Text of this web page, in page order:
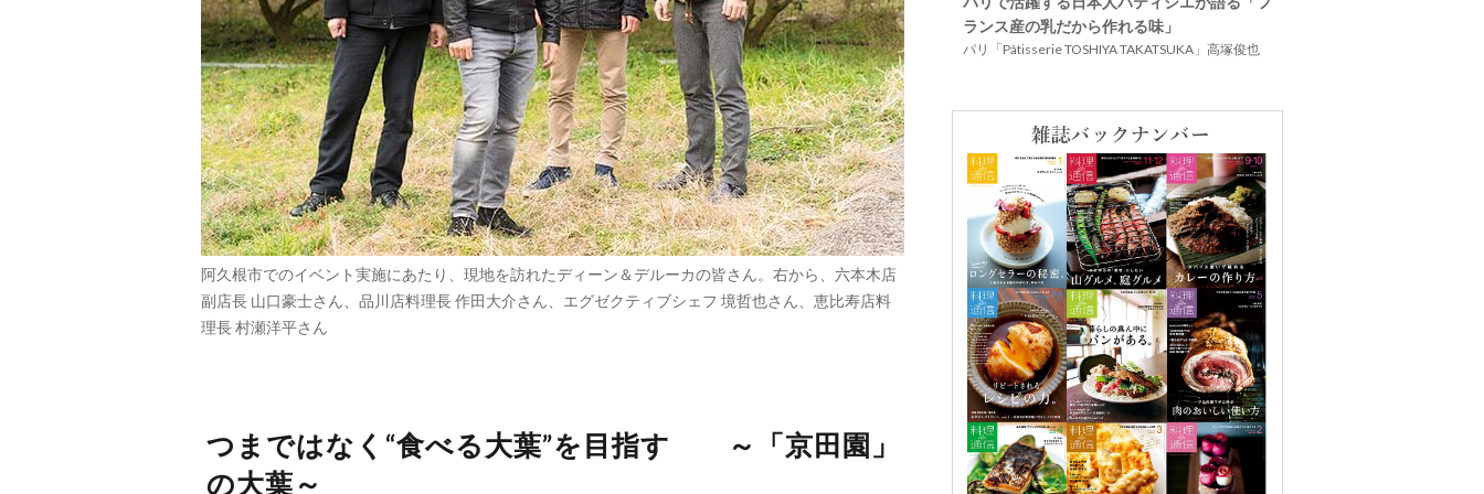
阿久根市でのイベント実施にあたり、現地を訪れたディーン＆デルーカの皆さん。右から、六本木店
副店長 山口豪士さん、品川店料理長 作田大介さん、エグゼクティブシェフ 境哲也さん、恵比寿店料
理長 村瀬洋平さん
つまではなく“食べる大葉”を目指す ～「京田園」
の大葉～
ランス産の乳だから作れる味」
パリ「Pâtisserie TOSHIYA TAKATSUKA」高塚俊也